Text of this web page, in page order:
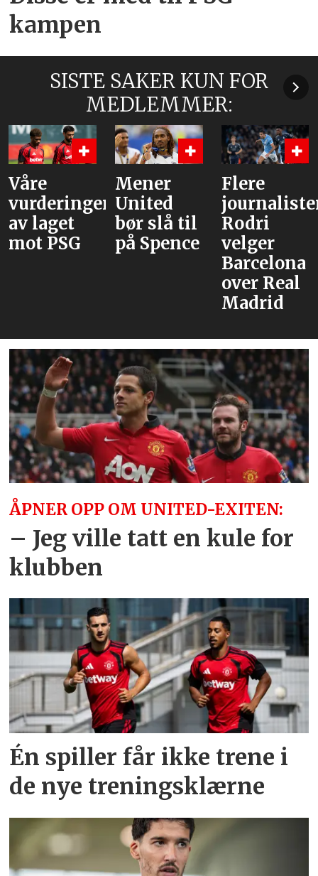
kampen
SISTE SAKER KUN FOR
MEDLEMMER:
Mener
United
bør slå til
på Spence
Flere
journalister:
Rodri
velger
Bruno og
Cunha,
men
venter
med
ÅPNER OPP OM UNITED-EXITEN:
– Jeg ville tatt en kule for
klubben
Én spiller får ikke trene i
de nye treningsklærne